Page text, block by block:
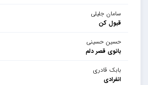
سامان جلیلی
قبول کن
حسین حسینی
بانوی قصر دلم
بابک قادری
انفرادی